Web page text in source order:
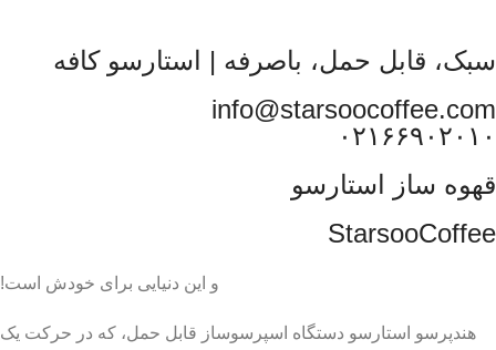
سبک، قابل حمل، باصرفه | استارسو کافه
info@starsoocoffee.com
۰۲۱۶۶۹۰۲۰۱۰
قهوه ساز استارسو
StarsooCoffee
و این دنیایی برای خودش است!
هندپرسو استارسو دستگاه اسپرسوساز قابل حمل، که در حرکت یک